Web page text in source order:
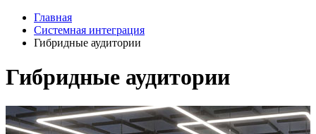
Главная
Системная интеграция
Гибридные аудитории
Гибридные аудитории